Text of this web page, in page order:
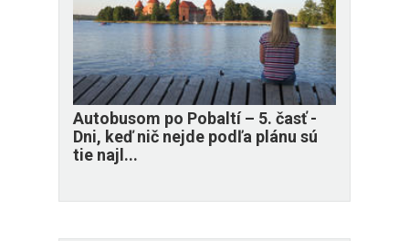
​Autobusom po Pobaltí – 5. časť -
Dni, keď nič nejde podľa plánu sú
tie najl...